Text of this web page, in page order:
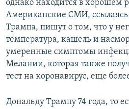
однако находится в хорошем
Американские СМИ,
Трампа, пишут о том, что у
температура, кашель и
умеренные симптомы
Мелании, которая также
тест на коронавирус, еще
Дональду Трампу 74 года, то